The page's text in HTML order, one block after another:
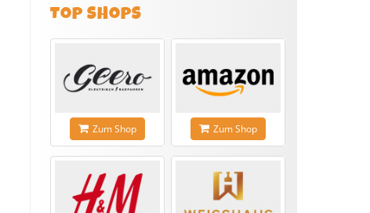
TOP SHOPS
Zum Shop Zum Shop